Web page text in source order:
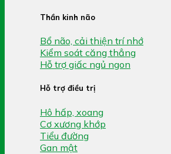
Thần kinh não
Bổ não, cải thiện trí nhớ
Kiểm soát căng thẳng
Hỗ trợ giấc ngủ ngon
Hỗ trợ điều trị
Hô hấp, xoang
Cơ xương khớp
Tiểu đường
Gan mật